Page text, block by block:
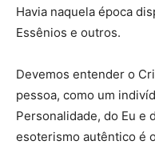
Havia naquela época
Essênios e outros.
Devemos entender o
pessoa, como um
Personalidade, do Eu e
esoterismo autêntico é